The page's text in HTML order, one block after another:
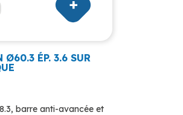
Ø60.3 ÉP. 3.6 SUR
barre anti-avancée et